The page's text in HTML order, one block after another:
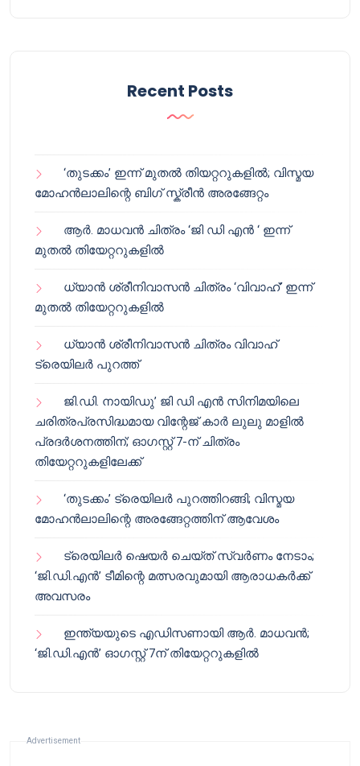
Recent Posts
‘തുടക്കം’ ഇന്ന് മുതൽ തിയറ്ററുകളിൽ; വിസ്മയ
മോഹൻലാലിന്റെ ബിഗ് സ്ക്രീൻ അരങ്ങേറ്റം
ആർ. മാധവൻ ചിത്രം ‘ജി ഡി എൻ ‘ ഇന്ന്
മുതൽ തിയേറ്ററുകളിൽ
ധ്യാൻ ശ്രീനിവാസൻ ചിത്രം ‘വിവാഹ്’ ഇന്ന്
മുതൽ തിയേറ്ററുകളിൽ
ധ്യാൻ ശ്രീനിവാസൻ ചിത്രം വിവാഹ്
ട്രെയിലർ പുറത്ത്
ജി.ഡി. നായിഡു’ ജി ഡി എൻ സിനിമയിലെ
ചരിത്രപ്രസിദ്ധമായ വിന്റേജ് കാർ ലുലു മാളിൽ
പ്രദർശനത്തിന്; ഓഗസ്റ്റ് 7-ന് ചിത്രം
തിയേറ്ററുകളിലേക്ക്
‘തുടക്കം’ ട്രെയിലർ പുറത്തിറങ്ങി; വിസ്മയ
മോഹൻലാലിന്റെ അരങ്ങേറ്റത്തിന് ആവേശം
ട്രെയിലർ ഷെയർ ചെയ്‌ത് സ്വർണം നേടാം;
‘ജി.ഡി.എൻ’ ടീമിന്റെ മത്സരവുമായി ആരാധകർക്ക്
അവസരം
ഇന്ത്യയുടെ എഡിസണായി ആർ. മാധവൻ;
‘ജി.ഡി.എൻ’ ഓഗസ്റ്റ് 7ന് തിയേറ്ററുകളിൽ
Advertisement